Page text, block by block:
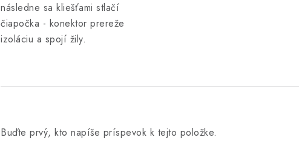
následne sa kliešťami stlačí
čiapočka - konektor prereže
izoláciu a spojí žily.
Buďte prvý, kto napíše príspevok k tejto položke.